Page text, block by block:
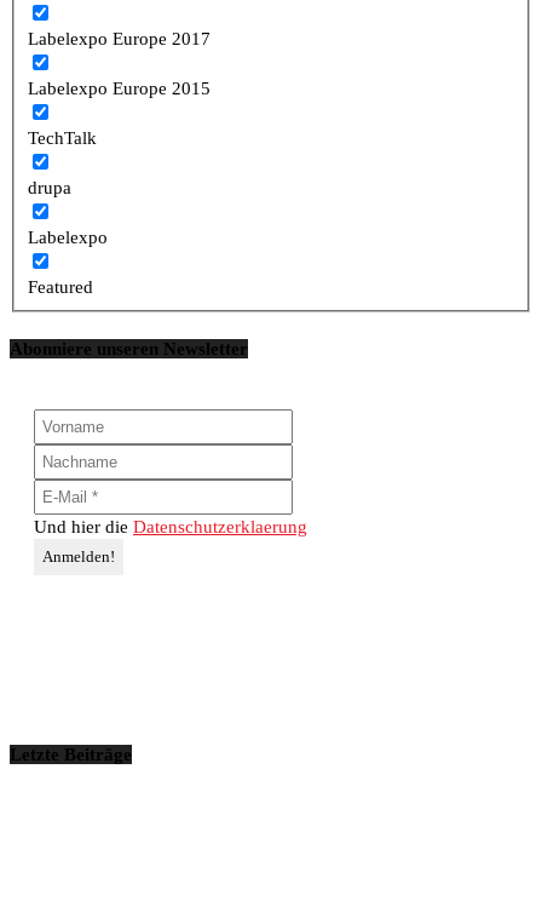
Labelexpo Europe 2017
Labelexpo Europe 2015
TechTalk
drupa
Labelexpo
Featured
Abonniere unseren Newsletter
Und hier die Datenschutzerklaerung
Letzte Beiträge